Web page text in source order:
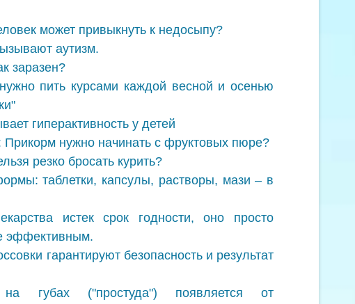
может привыкнуть к недосыпу?
аутизм.
заразен?
пить курсами каждой весной и осенью
гиперактивность у детей
нужно начинать с фруктовых пюре?
резко бросать курить?
таблетки, капсулы, растворы, мази – в
истек срок годности, оно просто
эффективным.
гарантируют безопасность и результат
губах ("простуда") появляется от